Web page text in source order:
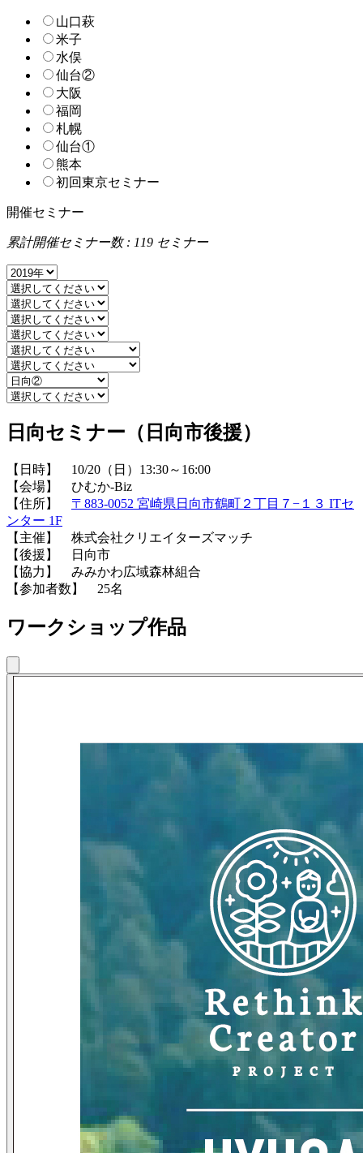
山口萩
米子
水俣
仙台②
大阪
福岡
札幌
仙台①
熊本
初回東京セミナー
開催セミナー
累計開催セミナー数 : 119 セミナー
日向セミナー（日向市後援）
【日時】 10/20（日）13:30～16:00
【会場】 ひむか-Biz
【住所】 〒883-0052 宮崎県日向市鶴町２丁目７−１３ ITセ
ンター 1F
【主催】 株式会社クリエイターズマッチ
【後援】 日向市
【協力】 みみかわ広域森林組合
【参加者数】 25名
ワークショップ作品